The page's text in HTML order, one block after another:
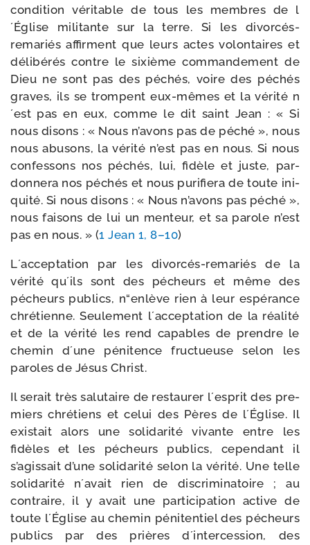
condi­tion véri­table de tous les membres de l
´Église mili­tante sur la terre. Si les divorcés-​
remariés affirment que leurs actes volon­taires et
déli­bé­rés contre le sixième com­man­de­ment de
Dieu ne sont pas des péchés, voire des péchés
graves, ils se trompent eux-​mêmes et la véri­té n
´est pas en eux, comme le dit saint Jean : « Si
nous disons : « Nous n’a­vons pas de péché », nous
nous abu­sons, la véri­té n’est pas en nous. Si nous
confes­sons nos péchés, lui, fidèle et juste, par­
don­ne­ra nos péchés et nous puri­fie­ra de toute ini­
qui­té. Si nous disons : « Nous n’a­vons pas péché »,
nous fai­sons de lui un men­teur, et sa parole n’est
pas en nous. » (1 Jean 1, 8–10)
L´acceptation par les divorcés-​remariés de la
véri­té qu´ils sont des pécheurs et même des
pécheurs publics, n“enlève rien à leur espé­rance
chré­tienne. Seulement l´acceptation de la réa­li­té
et de la véri­té les rend capables de prendre le
che­min d´une péni­tence fruc­tueuse selon les
paroles de Jésus Christ.
Il serait très salu­taire de res­tau­rer l´esprit des pre­
miers chré­tiens et celui des Pères de l´Église. Il
exis­tait alors une soli­da­ri­té vivante entre les
fidèles et les pécheurs publics, cepen­dant il
s’agissait d’une soli­da­ri­té selon la véri­té. Une telle
soli­da­ri­té n´avait rien de dis­cri­mi­na­toire ; au
contraire, il y avait une par­ti­ci­pa­tion active de
toute l´Église au che­min péni­ten­tiel des pécheurs
publics par des prières d´intercession, des